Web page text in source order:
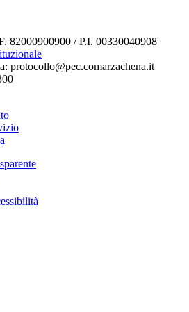
82000900900 / P.I. 00330040908
protocollo@pec.comarzachena.it